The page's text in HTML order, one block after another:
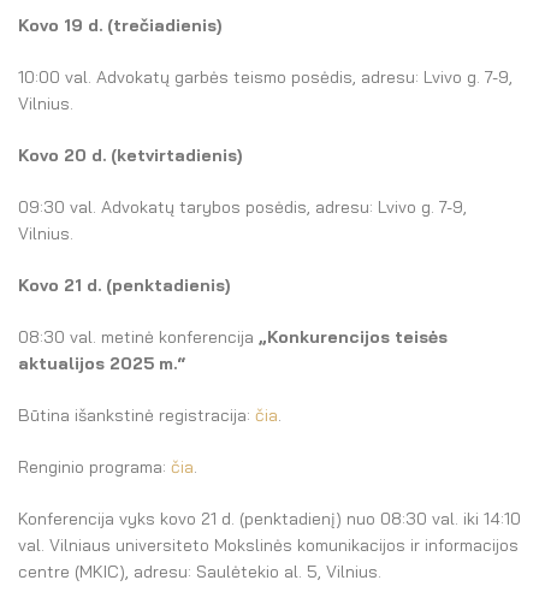
FR
ES
Kovo 19 d. (trečiadienis)
10:00 val. Advokatų garbės teismo posėdis, adresu: Lvivo g. 7-9,
Vilnius.
Kovo 20 d. (ketvirtadienis)
09:30 val. Advokatų tarybos posėdis, adresu: Lvivo g. 7-9,
Vilnius.
Kovo 21 d. (penktadienis)
08:30 val. metinė konferencija „Konkurencijos teisės
aktualijos 2025 m.“
Būtina išankstinė registracija: čia.
Renginio programa: čia.
Konferencija vyks kovo 21 d. (penktadienį) nuo 08:30 val. iki 14:10
val. Vilniaus universiteto Mokslinės komunikacijos ir informacijos
centre (MKIC), adresu: Saulėtekio al. 5, Vilnius.